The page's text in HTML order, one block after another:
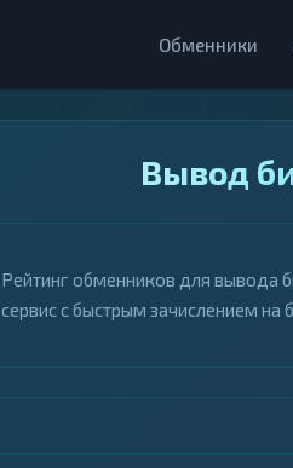
Обменники
Вывод
Рейтинг обменников для вывода
сервис с быстрым зачислением на